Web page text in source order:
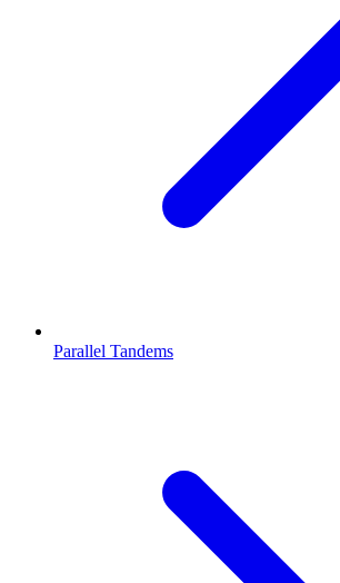
Parallel Tandems